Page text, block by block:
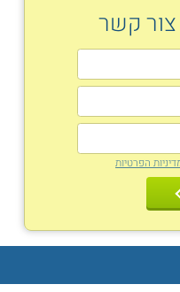
צור קשר
הפרטיות